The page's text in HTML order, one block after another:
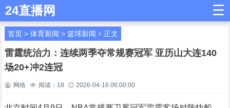
24直播网 ☰
首页> 体育新闻 > 篮球新闻 正文
雷霆统治力：连续两季夺常规赛冠军 亚历山大连140
场20+冲2连冠
网络 阅读： 18 2026-04-16 06:00:00